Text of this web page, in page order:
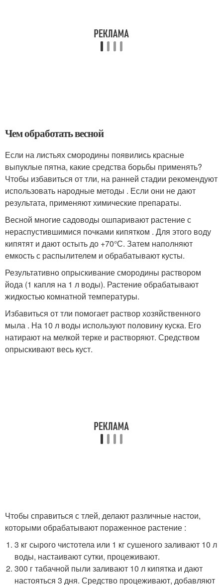
Чем обработать весной
Если на листьях смородины появились красные
выпуклые пятна, какие средства борьбы применять?
Чтобы избавиться от тли, на ранней стадии рекомендуют
использовать народные методы . Если они не дают
результата, применяют химические препараты.
Весной многие садоводы ошпаривают растение с
нераспустившимися почками кипятком . Для этого воду
кипятят и дают остыть до +70°С. Затем наполняют
емкость с распылителем и обрабатывают кусты.
Результативно опрыскивание смородины раствором
йода (1 капля на 1 л воды). Растение обрабатывают
жидкостью комнатной температуры.
Избавиться от тли помогает раствор хозяйственного
мыла . На 10 л воды используют половину куска. Его
натирают на мелкой терке и растворяют. Средством
опрыскивают весь куст.
Чтобы справиться с тлей, делают различные настои,
которыми обрабатывают пораженное растение :
3 кг сырого чистотела или 1 кг сушеного заливают 10 л
воды, настаивают сутки, процеживают.
300 г табачной пыли заливают 10 л кипятка и дают
настояться 3 дня. Средство процеживают, добавляют